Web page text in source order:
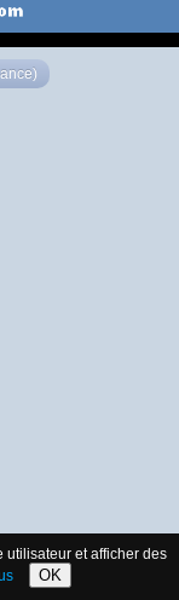
utilisateur et afficher des
OK